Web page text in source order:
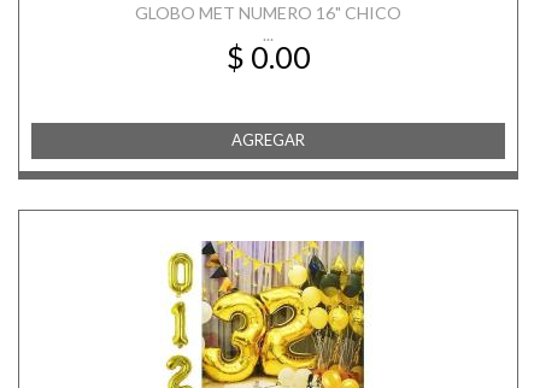
GLOBO MET NUMERO 16" CHICO
...
$ 0.00
AGREGAR